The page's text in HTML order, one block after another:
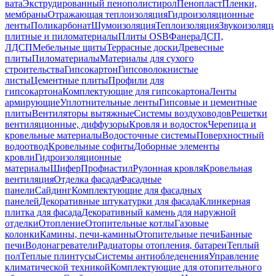
ватаЭкструдированный пенополистиролПенопластПленки,
мембраныОтражающая теплоизоляцияГидроизоляционные
лентыПоликарбонатШумоизоляцияТеплоизоляция
плитные и пиломатериалыПлиты OSBФанераДСП,
ЛДСПМебельные щитыТеррасные доскиДревесные
плитыПиломатериалыМатериалы для сухого
строительстваГипсокартонГипсоволокнистые
листыЦементные плитыПрофили для
гипсокартонаКомплектующие для гипсокартонаЛенты
армирующиеУплотнительные лентыГипсовые и цементные
плитыВентиляторы вытяжныеСистемы воздуховодовРешетки
вентиляционные, диффузорыКровля и водостокЧерепица и
кровельные материалыВодосточные системыПоверхностный
водоотводКровельные софитыДоборные элементы
кровлиГидроизоляционные
материалыШиферПрофнастилРулонная кровляКровельная
вентиляцияОтделка фасадаФасадные
панелиСайдингКомплектующие для фасадных
панелейДекоративные штукатурки для фасадаКлинкерная
плитка для фасадаДекоративный камень для наружной
отделкиОтоплениеОтопительные котлыГазовые
колонкиКамины, печи-каминыОтопительные печиБанные
печиВодонагревателиРадиаторы отопления, батареиТеплый
полТеплые плинтусыСистемы антиобледененияУправление
климатической техникойКомплектующие для отопительного